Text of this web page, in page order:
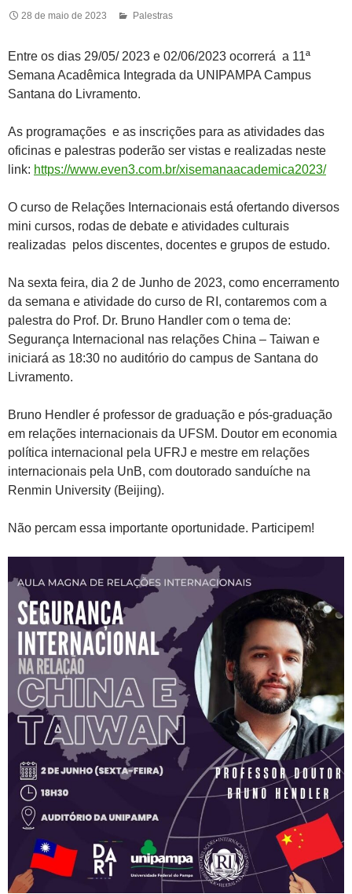
28 de maio de 2023 Palestras
Entre os dias 29/05/ 2023 e 02/06/2023 ocorrerá a 11ª
Semana Acadêmica Integrada da UNIPAMPA Campus
Santana do Livramento.
As programações e as inscrições para as atividades das
oficinas e palestras poderão ser vistas e realizadas neste
link: https://www.even3.com.br/xisemanaacademica2023/
O curso de Relações Internacionais está ofertando diversos
mini cursos, rodas de debate e atividades culturais
realizadas pelos discentes, docentes e grupos de estudo.
Na sexta feira, dia 2 de Junho de 2023, como encerramento
da semana e atividade do curso de RI, contaremos com a
palestra do Prof. Dr. Bruno Handler com o tema de:
Segurança Internacional nas relações China – Taiwan e
iniciará as 18:30 no auditório do campus de Santana do
Livramento.
Bruno Hendler é professor de graduação e pós-graduação
em relações internacionais da UFSM. Doutor em economia
política internacional pela UFRJ e mestre em relações
internacionais pela UnB, com doutorado sanduíche na
Renmin University (Beijing).
Não percam essa importante oportunidade. Participem!